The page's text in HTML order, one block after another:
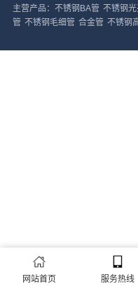
主营产品： 不锈钢BA管 不锈钢光
管 不锈钢毛细管 合金管 不锈钢
网站首页 服务热线